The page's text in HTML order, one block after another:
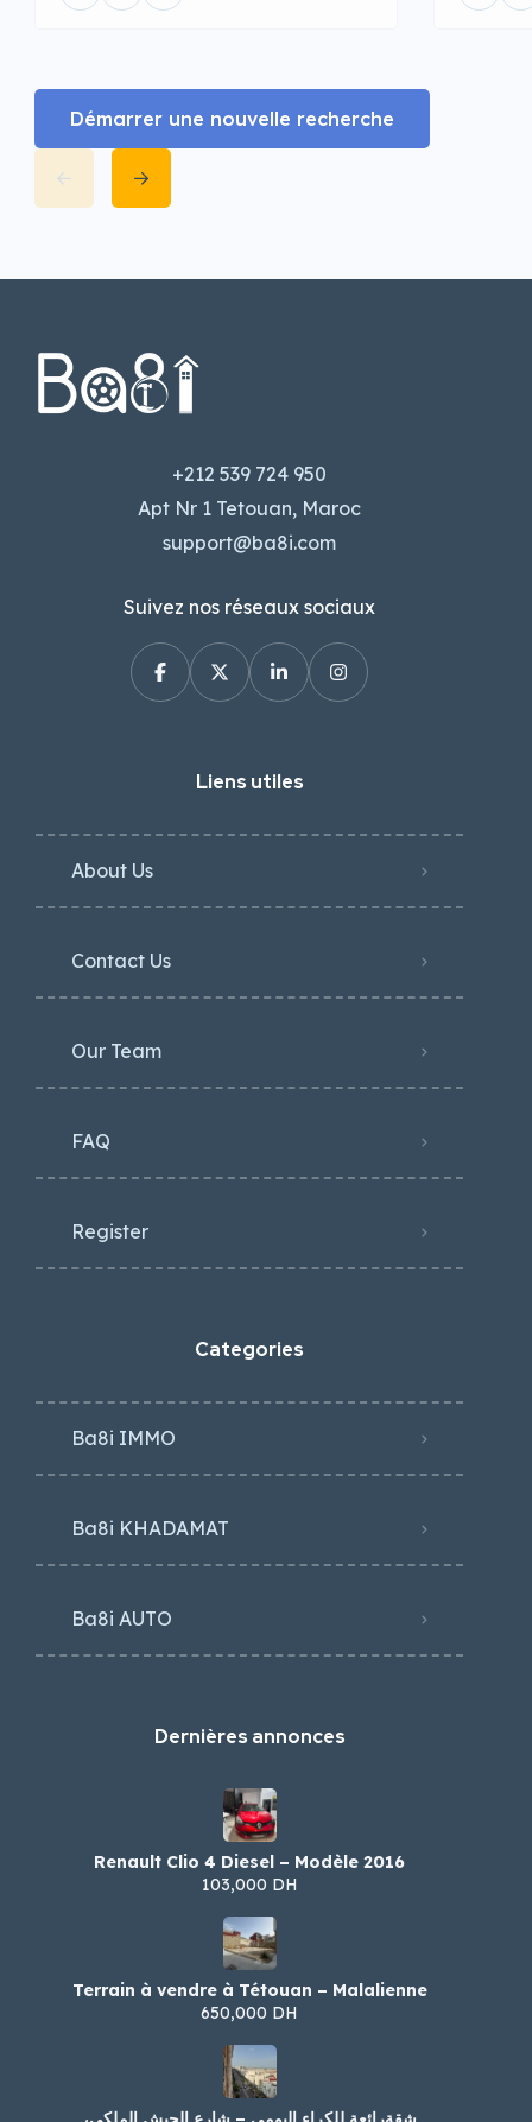
Démarrer une nouvelle recherche
+212 539 724 950
Apt Nr 1 Tetouan, Maroc
support@ba8i.com
Suivez nos réseaux sociaux
Liens utiles
About Us
Contact Us
Our Team
FAQ
Register
Categories
Ba8i IMMO
Ba8i KHADAMAT
Ba8i AUTO
Dernières annonces
Renault Clio 4 Diesel – Modèle 2016
103,000 DH
Terrain à vendre à Tétouan – Malalienne
650,000 DH